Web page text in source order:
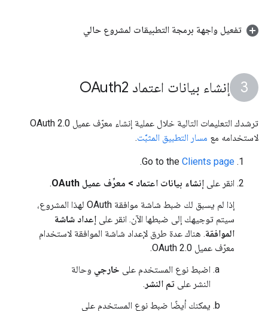
تفعيل واجهة برمجة التطبيقات لمشروع حالي
إنشاء بيانات اعتماد OAuth2
ترشدك التعليمات التالية خلال عملية إنشاء معرّف عميل OAuth 2.0
لاستخدامه مع مسار التطبيق المثبَّت.
Go to the Clients page
.
انقر على إنشاء بيانات اعتماد > معرِّف عميل OAuth
.
إذا لم يسبق لك ضبط شاشة موافقة OAuth لهذا المشروع،
سيتم توجيهك إلى ضبطها الآن. انقر على إعداد شاشة
الموافقة. هناك عدة طرق لإعداد شاشة الموافقة لاستخدام
معرّف عميل OAuth 2.0.
اضبط نوع المستخدم على خارجي وحالة
النشر على تم النشر .
يمكنك أيضًا ضبط نوع المستخدم على